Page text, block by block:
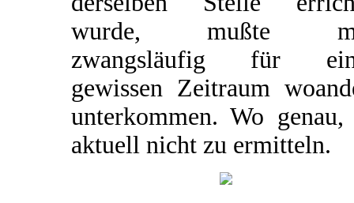
wurde, mußte
zwangsläufig für
gewissen Zeitraum
unterkommen. Wo
aktuell nicht zu ermitteln.